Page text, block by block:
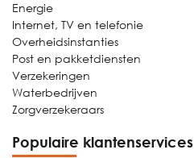
Energie
Internet, TV en telefonie
Overheidsinstanties
Post en pakketdiensten
Verzekeringen
Waterbedrijven
Zorgverzekeraars
Populaire klantenservices